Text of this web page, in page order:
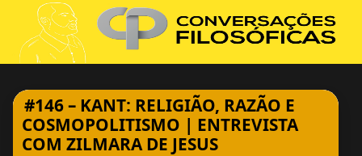
#146 – KANT: RELIGIÃO, RAZÃO E
COSMOPOLITISMO | ENTREVISTA
COM ZILMARA DE JESUS